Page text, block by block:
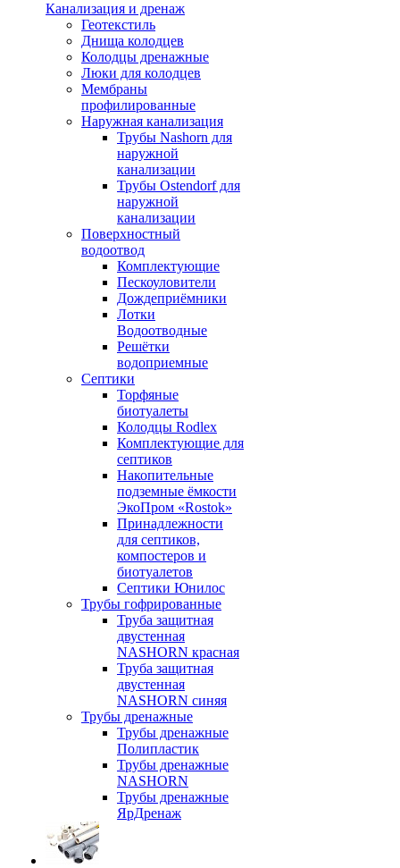
Канализация и дренаж
Геотекстиль
Днища колодцев
Колодцы дренажные
Люки для колодцев
Мембраны
профилированные
Наружная канализация
Трубы Nashorn для
наружной
канализации
Трубы Ostendorf для
наружной
канализации
Поверхностный
водоотвод
Комплектующие
Пескоуловители
Дождеприёмники
Лотки
Водоотводные
Решётки
водоприемные
Септики
Торфяные
биотуалеты
Колодцы Rodlex
Комплектующие для
септиков
Накопительные
подземные ёмкости
ЭкоПром «Rostok»
Принадлежности
для септиков,
компостеров и
биотуалетов
Септики Юнилос
Трубы гофрированные
Труба защитная
двустенная
NASHORN красная
Труба защитная
двустенная
NASHORN синяя
Трубы дренажные
Трубы дренажные
Полипластик
Трубы дренажные
NASHORN
Трубы дренажные
ЯрДренаж